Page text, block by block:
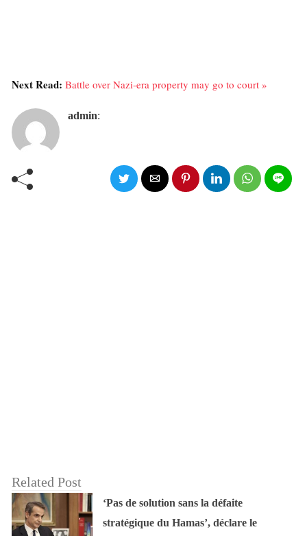
Next Read: Battle over Nazi-era property may go to court »
admin:
Related Post
‘Pas de solution sans la défaite
stratégique du Hamas’, déclare le